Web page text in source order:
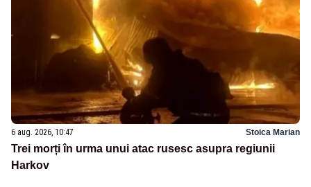
6 aug. 2026, 10:47 Stoica Marian
Trei morți în urma unui atac rusesc asupra regiunii
Harkov